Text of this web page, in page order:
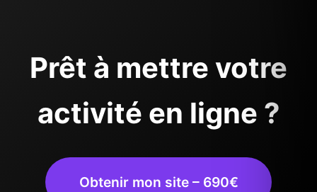
Prêt à mettre votre
activité en ligne ?
Obtenir mon site – 690€